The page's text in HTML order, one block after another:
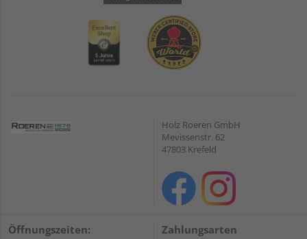
Holz Roeren GmbH
Mevissenstr. 62
47803 Krefeld
Öffnungszeiten: Zahlungsarten